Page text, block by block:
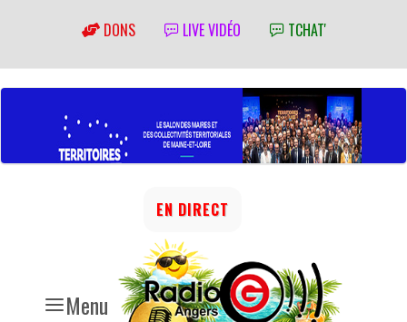
DONS LIVE VIDÉO TCHAT'
Menu
EN DIRECT